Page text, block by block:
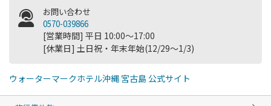
お問い合わせ
0570-039866
[営業時間] 平日 10:00～17:00
[休業日] 土日祝・年末年始(12/29～1/3)
ウォーターマークホテル沖縄 宮古島 公式サイト